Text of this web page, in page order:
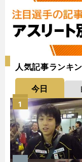
人気記事ランキ
今日
1